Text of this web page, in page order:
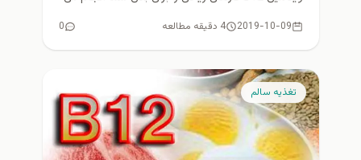
2019-10-09 4 دقیقه مطالعه 0
تغذيه سالم